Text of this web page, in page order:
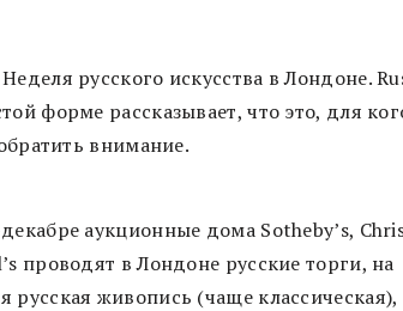
русского искусства в Лондоне.
форме рассказывает, что это, для
внимание.
аукционные дома Sotheby’s,
проводят в Лондоне русские торги, на
русская живопись (чаще классическая),